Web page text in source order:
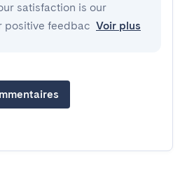
satisfaction is our
positive feedbac Voir plus